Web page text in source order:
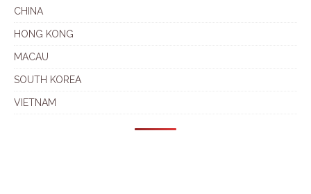
CHINA
HONG KONG
MACAU
SOUTH KOREA
VIETNAM